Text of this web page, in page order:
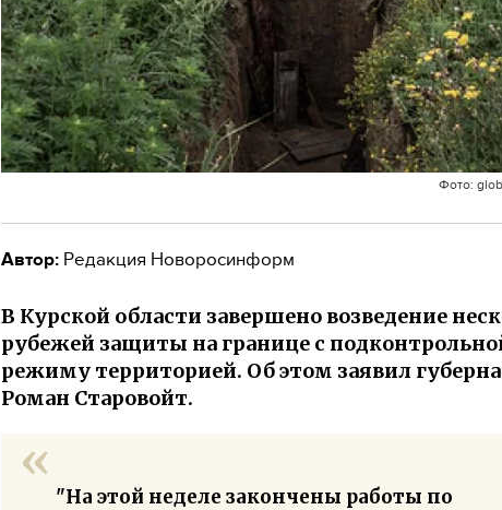
Фото:
Автор: Редакция Новоросинформ
В Курской области завершено возведение
рубежей защиты на границе с
режиму территорией. Об этом заявил
Роман Старовойт.
"На этой неделе закончены работы по